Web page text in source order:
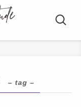
– tag –